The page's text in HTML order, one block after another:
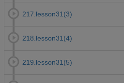
217.lesson31(3)
218.lesson31(4)
219.lesson31(5)